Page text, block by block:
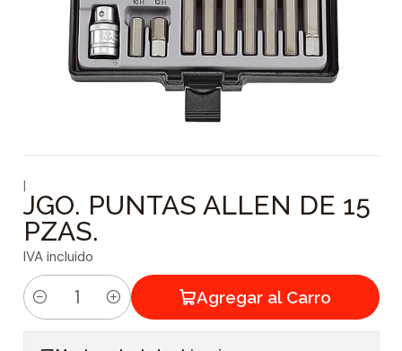
|
JGO. PUNTAS ALLEN DE 15
PZAS.
IVA incluido
C
Agregar al Carro